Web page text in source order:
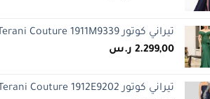
تيراني كوتور Terani Couture 1911M9339
2.299,00 ر.س
تيراني كوتور Terani Couture 1912E9202